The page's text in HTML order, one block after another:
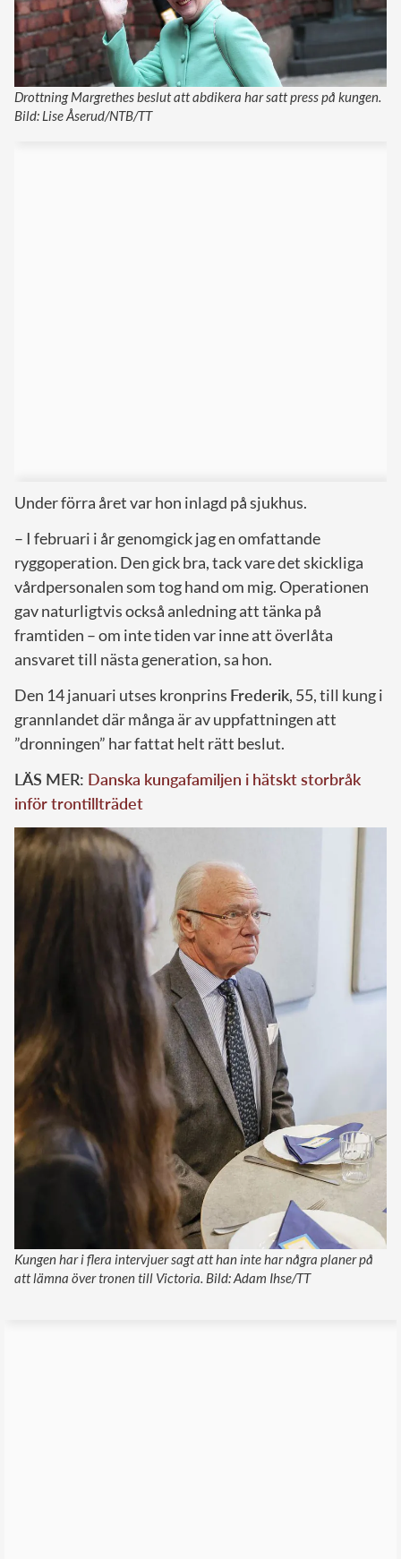
Drottning Margrethes beslut att abdikera har satt press på kungen.
Bild: Lise Åserud/NTB/TT
Under förra året var hon inlagd på sjukhus.
– I februari i år genomgick jag en omfattande
ryggoperation. Den gick bra, tack vare det skickliga
vårdpersonalen som tog hand om mig. Operationen
gav naturligtvis också anledning att tänka på
framtiden – om inte tiden var inne att överlåta
ansvaret till nästa generation, sa hon.
Den 14 januari utses kronprins Frederik, 55, till kung i
grannlandet där många är av uppfattningen att
”dronningen” har fattat helt rätt beslut.
LÄS MER: Danska kungafamiljen i hätskt storbråk
inför trontillträdet
Kungen har i flera intervjuer sagt att han inte har några planer på
att lämna över tronen till Victoria. Bild: Adam Ihse/TT